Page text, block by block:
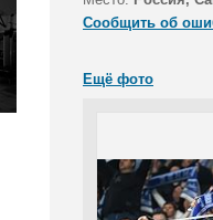
Сообщить об
Ещё фото